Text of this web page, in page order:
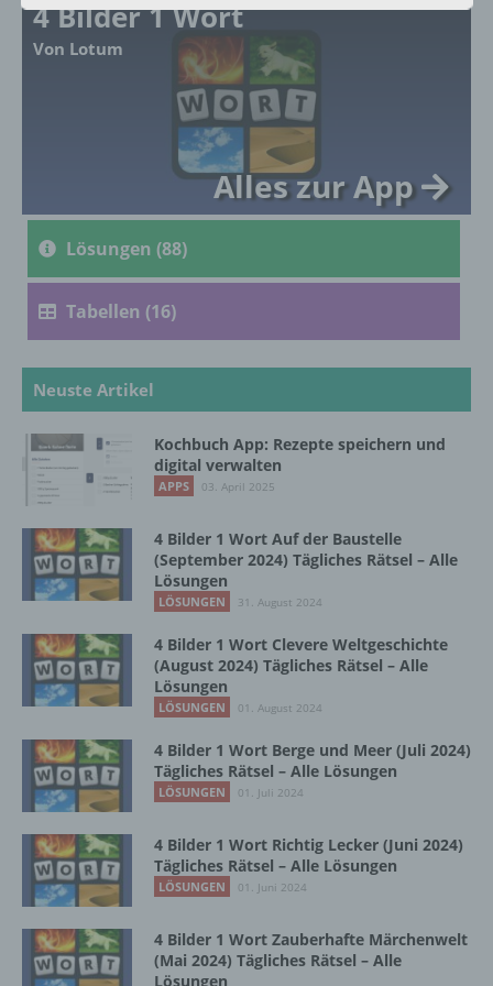
4 Bilder 1 Wort
Von Lotum
Alles zur App
Lösungen (88)
Tabellen (16)
Neuste Artikel
Kochbuch App: Rezepte speichern und
digital verwalten
APPS 03. April 2025
4 Bilder 1 Wort Auf der Baustelle
(September 2024) Tägliches Rätsel – Alle
Lösungen
LÖSUNGEN 31. August 2024
4 Bilder 1 Wort Clevere Weltgeschichte
(August 2024) Tägliches Rätsel – Alle
Lösungen
LÖSUNGEN 01. August 2024
4 Bilder 1 Wort Berge und Meer (Juli 2024)
Tägliches Rätsel – Alle Lösungen
LÖSUNGEN 01. Juli 2024
4 Bilder 1 Wort Richtig Lecker (Juni 2024)
Tägliches Rätsel – Alle Lösungen
LÖSUNGEN 01. Juni 2024
4 Bilder 1 Wort Zauberhafte Märchenwelt
(Mai 2024) Tägliches Rätsel – Alle
Lösungen
a) personenbezogene Daten
Personenbezogene Daten sind alle
Informationen, die sich auf eine identifizierte
oder identifizierbare natürliche Person (im
Folgenden „betroffene Person") beziehen.
Als identifizierbar wird eine natürliche
Person angesehen, die direkt oder indirekt,
insbesondere mittels Zuordnung zu einer
Kennung wie einem Namen, zu einer
mehreren besonderen Merkmalen, die
natürlichen Person sind, identifiziert werden
b) betroffene Person
Betroffene Person ist jede identifizierte oder
identifizierbare natürliche Person, deren
personenbezogene Daten von dem für die
Verarbeitung Verantwortlichen verarbeitet
werden.
c) Verarbeitung
Verarbeitung ist jeder mit oder ohne Hilfe
automatisierter Verfahren ausgeführte
Vorgang oder jede solche Vorgangsreihe im
Daten wie das Erheben, das Erfassen, die
Organisation, das Ordnen, die Speicherung,
die Anpassung oder Veränderung, das
die Offenlegung durch Übermittlung,
Verbreitung oder eine andere Form der